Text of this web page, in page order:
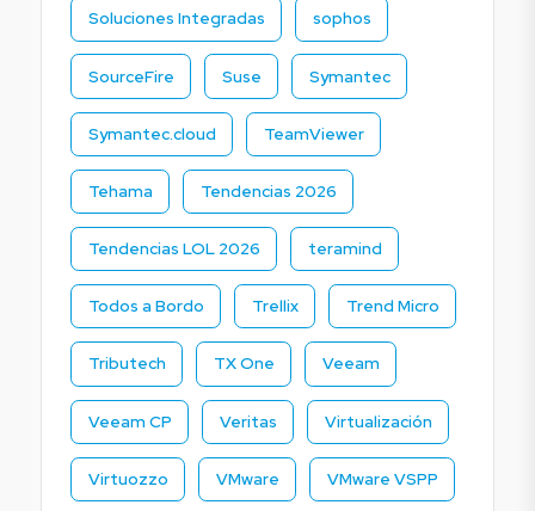
Soluciones Integradas sophos
SourceFire Suse Symantec
Symantec.cloud TeamViewer
Tehama Tendencias 2026
Tendencias LOL 2026 teramind
Todos a Bordo Trellix Trend Micro
Tributech TX One Veeam
Veeam CP Veritas Virtualización
Virtuozzo VMware VMware VSPP